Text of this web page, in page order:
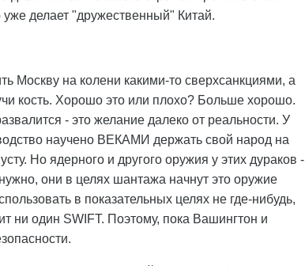
делает "дружественный" Китай.
Москву на колени какими-то сверхсанкциями, а
кость. Хорошо это или плохо? Больше хорошо.
- это желание далеко от реальности. У
научено ВЕКАМИ держать свой народ на
Но ядерного и другого оружия у этих дураков -
они в целях шантажа начнут это оружие
в показательных целях не где-нибудь,
ни один SWIFT. Поэтому, пока Вашингтон и